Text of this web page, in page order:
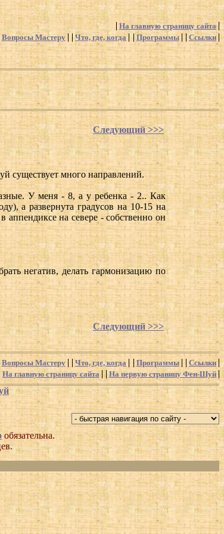
На главную страницу сайта
Вопросы Мастеру Что, где, когда Программы Ссылки
Следующий >>>
существует много направлений.
У меня - 8, а у ребенка - 2.. Как
а развернута градусов на 10-15 на
аппендиксе на севере - собственно он
негатив, делать гармонизацию по
Следующий >>>
Вопросы Мастеру Что, где, когда Программы
Ссылки
На главную страницу сайта
На первую страницу Фен-Шуй
обязательна.